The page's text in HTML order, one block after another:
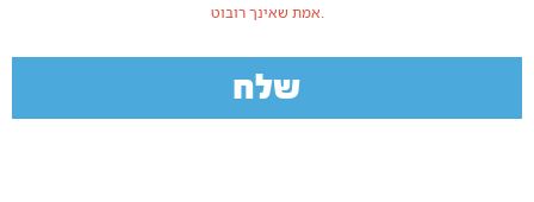
אמת שאינך רובוט.
שלח